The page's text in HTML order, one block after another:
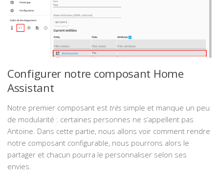
Configurer notre composant Home
Assistant
Notre premier composant est très simple et manque un peu
de modularité : certaines personnes ne s’appellent pas
Antoine. Dans cette partie, nous allons voir comment rendre
notre composant configurable, nous pourrons alors le
partager et chacun pourra le personnaliser selon ses
envies.